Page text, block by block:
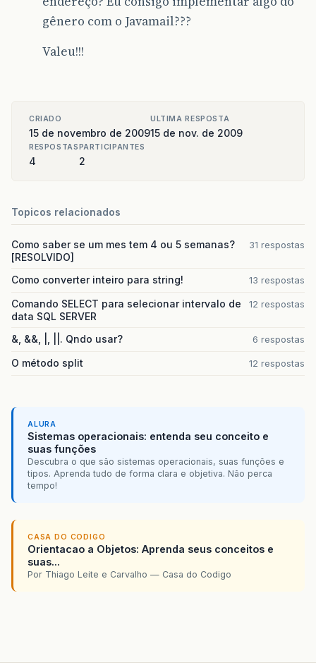
gênero com o Javamail???
Valeu!!!
CRIADO
15 de novembro de 2009
ULTIMA RESPOSTA
15 de nov. de 2009
RESPOSTAS
4
PARTICIPANTES
2
Topicos relacionados
Como saber se um mes tem 4 ou 5 semanas?
[RESOLVIDO]
31 respostas
Como converter inteiro para string! 13 respostas
Comando SELECT para selecionar intervalo de
data SQL SERVER
12 respostas
&, &&, |, ||. Qndo usar? 6 respostas
O método split 12 respostas
ALURA
Sistemas operacionais: entenda seu conceito e
suas funções
Descubra o que são sistemas operacionais, suas funções e
tipos. Aprenda tudo de forma clara e objetiva. Não perca
tempo!
CASA DO CODIGO
Orientacao a Objetos: Aprenda seus conceitos e
suas...
Por Thiago Leite e Carvalho — Casa do Codigo